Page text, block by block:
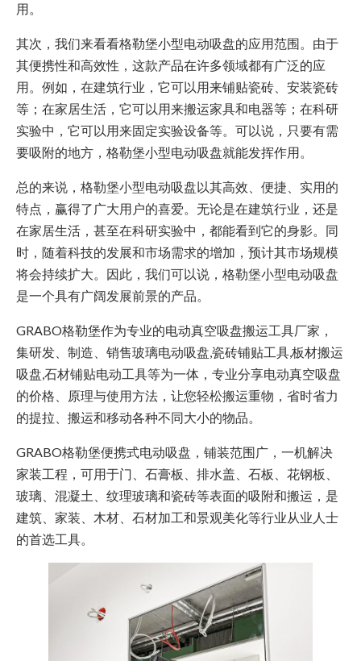
用。
其次，我们来看看格勒堡小型电动吸盘的应用范围。由于
其便携性和高效性，这款产品在许多领域都有广泛的应
用。例如，在建筑行业，它可以用来铺贴瓷砖、安装瓷砖
等；在家居生活，它可以用来搬运家具和电器等；在科研
实验中，它可以用来固定实验设备等。可以说，只要有需
要吸附的地方，格勒堡小型电动吸盘就能发挥作用。
总的来说，格勒堡小型电动吸盘以其高效、便捷、实用的
特点，赢得了广大用户的喜爱。无论是在建筑行业，还是
在家居生活，甚至在科研实验中，都能看到它的身影。同
时，随着科技的发展和市场需求的增加，预计其市场规模
将会持续扩大。因此，我们可以说，格勒堡小型电动吸盘
是一个具有广阔发展前景的产品。
GRABO格勒堡作为专业的电动真空吸盘搬运工具厂家，
集研发、制造、销售玻璃电动吸盘,瓷砖铺贴工具,板材搬运
吸盘,石材铺贴电动工具等为一体，专业分享电动真空吸盘
的价格、原理与使用方法，让您轻松搬运重物，省时省力
的提拉、搬运和移动各种不同大小的物品。
GRABO格勒堡便携式电动吸盘，铺装范围广，一机解决
家装工程，可用于门、石膏板、排水盖、石板、花钢板、
玻璃、混凝土、纹理玻璃和瓷砖等表面的吸附和搬运，是
建筑、家装、木材、石材加工和景观美化等行业从业人士
的首选工具。